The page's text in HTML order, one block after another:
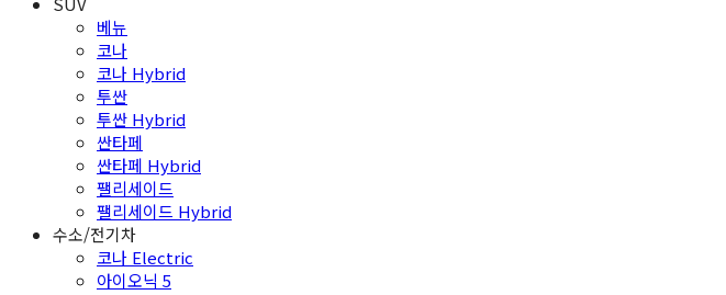
베뉴
코나
코나 Hybrid
투싼
투싼 Hybrid
싼타페
싼타페 Hybrid
팰리세이드
팰리세이드 Hybrid
수소/전기차
코나 Electric
아이오닉 5